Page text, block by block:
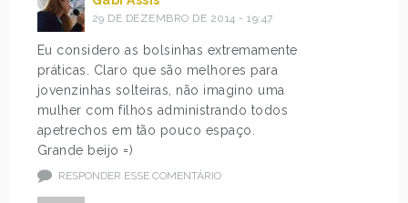
29 DE DEZEMBRO DE 2014 - 19:47
Eu considero as bolsinhas extremamente
práticas. Claro que são melhores para
jovenzinhas solteiras, não imagino uma
mulher com filhos administrando todos
apetrechos em tão pouco espaço.
Grande beijo =)
RESPONDER ESSE COMENTÁRIO